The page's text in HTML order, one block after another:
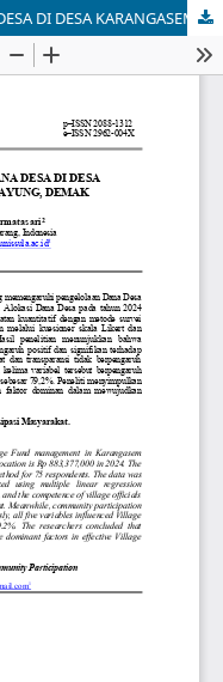
DETERMINAN PENGELOLAAN DANA DESA DI DESA KARANGASEM, KECAMATAN SAYUNG, DEMAK